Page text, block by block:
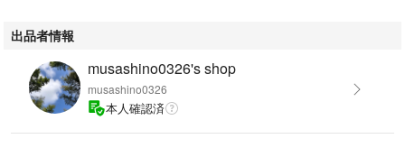
出品者情報
musashino0326's shop
musashino0326
本人確認済